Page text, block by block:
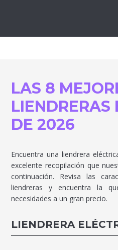
LAS 8
LIENDRERAS
DE 2026
Encuentra una liendrera
excelente recopilación que
continuación. Revisa las
liendreras y encuentra la
necesidades a un gran precio.
LIENDRERA